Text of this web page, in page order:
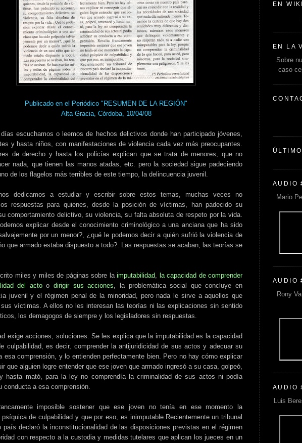
Publicado en el Periódico "RESUMEN DE LA REGIÓN"
Alta Gracia, Córdoba, 10/04/08
escuchamos o leemos de hechos delictivos donde han participado jóvenes,
y hasta niños, con manifestaciones de violencia cada vez más preocupantes.
de derecho y hasta los policías explican que se trata de menores, que no
nada, que tienen las manos atadas, etc. pero la sociedad sigue padeciendo
de los flagelos más terribles de este tiempo, la delincuencia juvenil.
dedicamos a estudiar y escribir sobre estos temas, muchas veces no
respuestas para quienes, desde la posición de víctimas, han padecido su
comportamiento delictivo, su violencia, su falta absoluta de respeto por la vida.
explicar desde el conocimiento criminológico a una anciana que ha sido
por un menor?, ¿qué le podemos decir a quién sufrió la violencia de
que armado estaba dispuesto a todo?. Las respuestas se acaban, las teorías se
miles y miles de páginas sobre la imputabilidad, la capacidad de comprender
del actoodirigir sus acciones, la problemática social que concluye en
juvenil y el régimen penal de la minoridad, pero nada le sirve a aquellos que
sus víctimas. A ellos no les interesan las teorías ni las explicaciones sin sentido
los demagogos de siempre y los legisladores sin respuestas.
exige acciones, soluciones. Se les explica que la imputabilidad es la capacidad
culpabilidad, es decir, comprender la antijuridicidad de sus actos y adecuar su
esa comprensión, y lo entienden perfectamente bien. Pero no hay cómo explicar
que alguien logre entender que ese joven que armado ingresó a su casa, golpeó,
hasta mató, para la ley no comprendía la criminalidad de sus actos ni podía
conducta a esa comprensión.
imposible sostener que ese joven no tenía en ese momento la
psíquica de culpabilidad y que por eso, es inimputable.Recientemente un tribunal
país declaró la inconstitucionalidad de las disposiciones previstas en el régimen
con respecto a la custodia y medidas tutelares que aplican los jueces en un
EN
EN LA
Sobre
caso
AUDIO
Mario
AUDIO
Rony
AUDIO
Luis